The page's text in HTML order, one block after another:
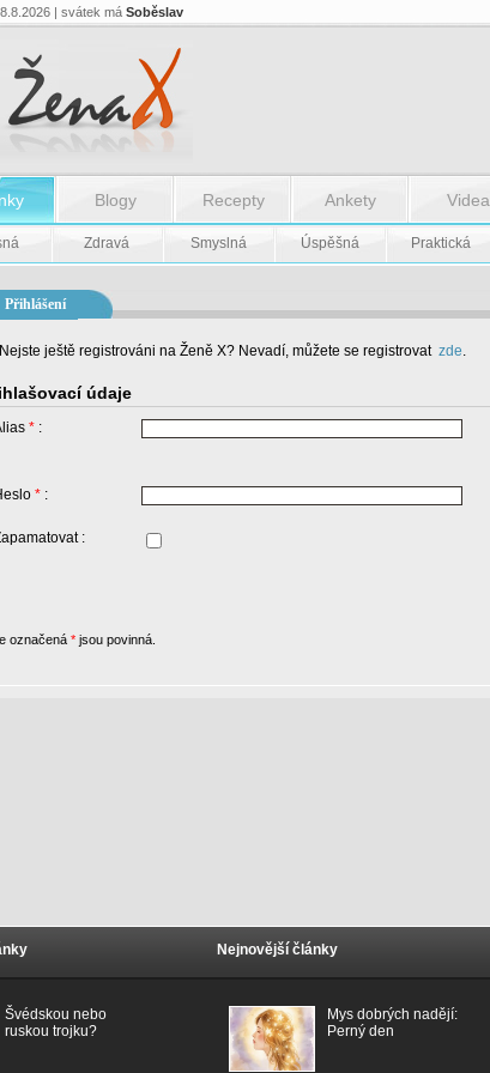
| svátek má Soběslav
Blogy Recepty Ankety Videa
Zdravá Smyslná Úspěšná Praktická
Přihlášení
Nejste ještě registrováni na Ženě X? Nevadí, můžete se registrovat zde.
údaje
*:
*:
:
označená *jsou povinná.
Švédskou nebo
ruskou trojku?
Nejnovější články
Mys dobrých nadějí:
Perný den